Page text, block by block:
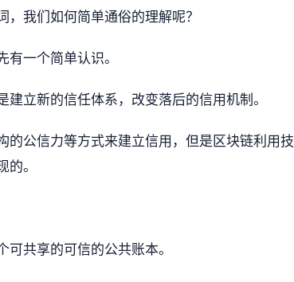
我们如何简单通俗的理解呢？
一个简单认识。
立新的信任体系，改变落后的信用机制。
公信力等方式来建立信用，但是区块链利用技
。
共享的可信的公共账本。